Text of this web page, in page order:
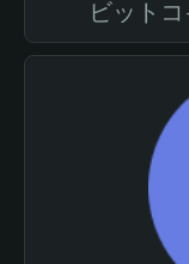
ビット